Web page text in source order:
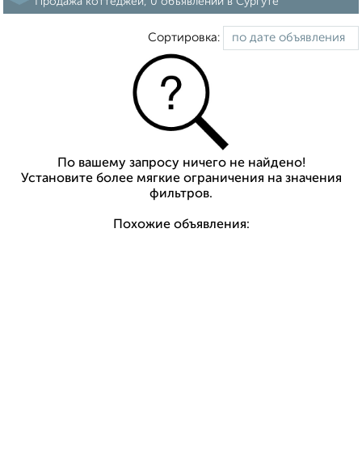
Сортировка:
По вашему запросу ничего не найдено!
Установите более мягкие ограничения на значения
фильтров.
Похожие объявления: